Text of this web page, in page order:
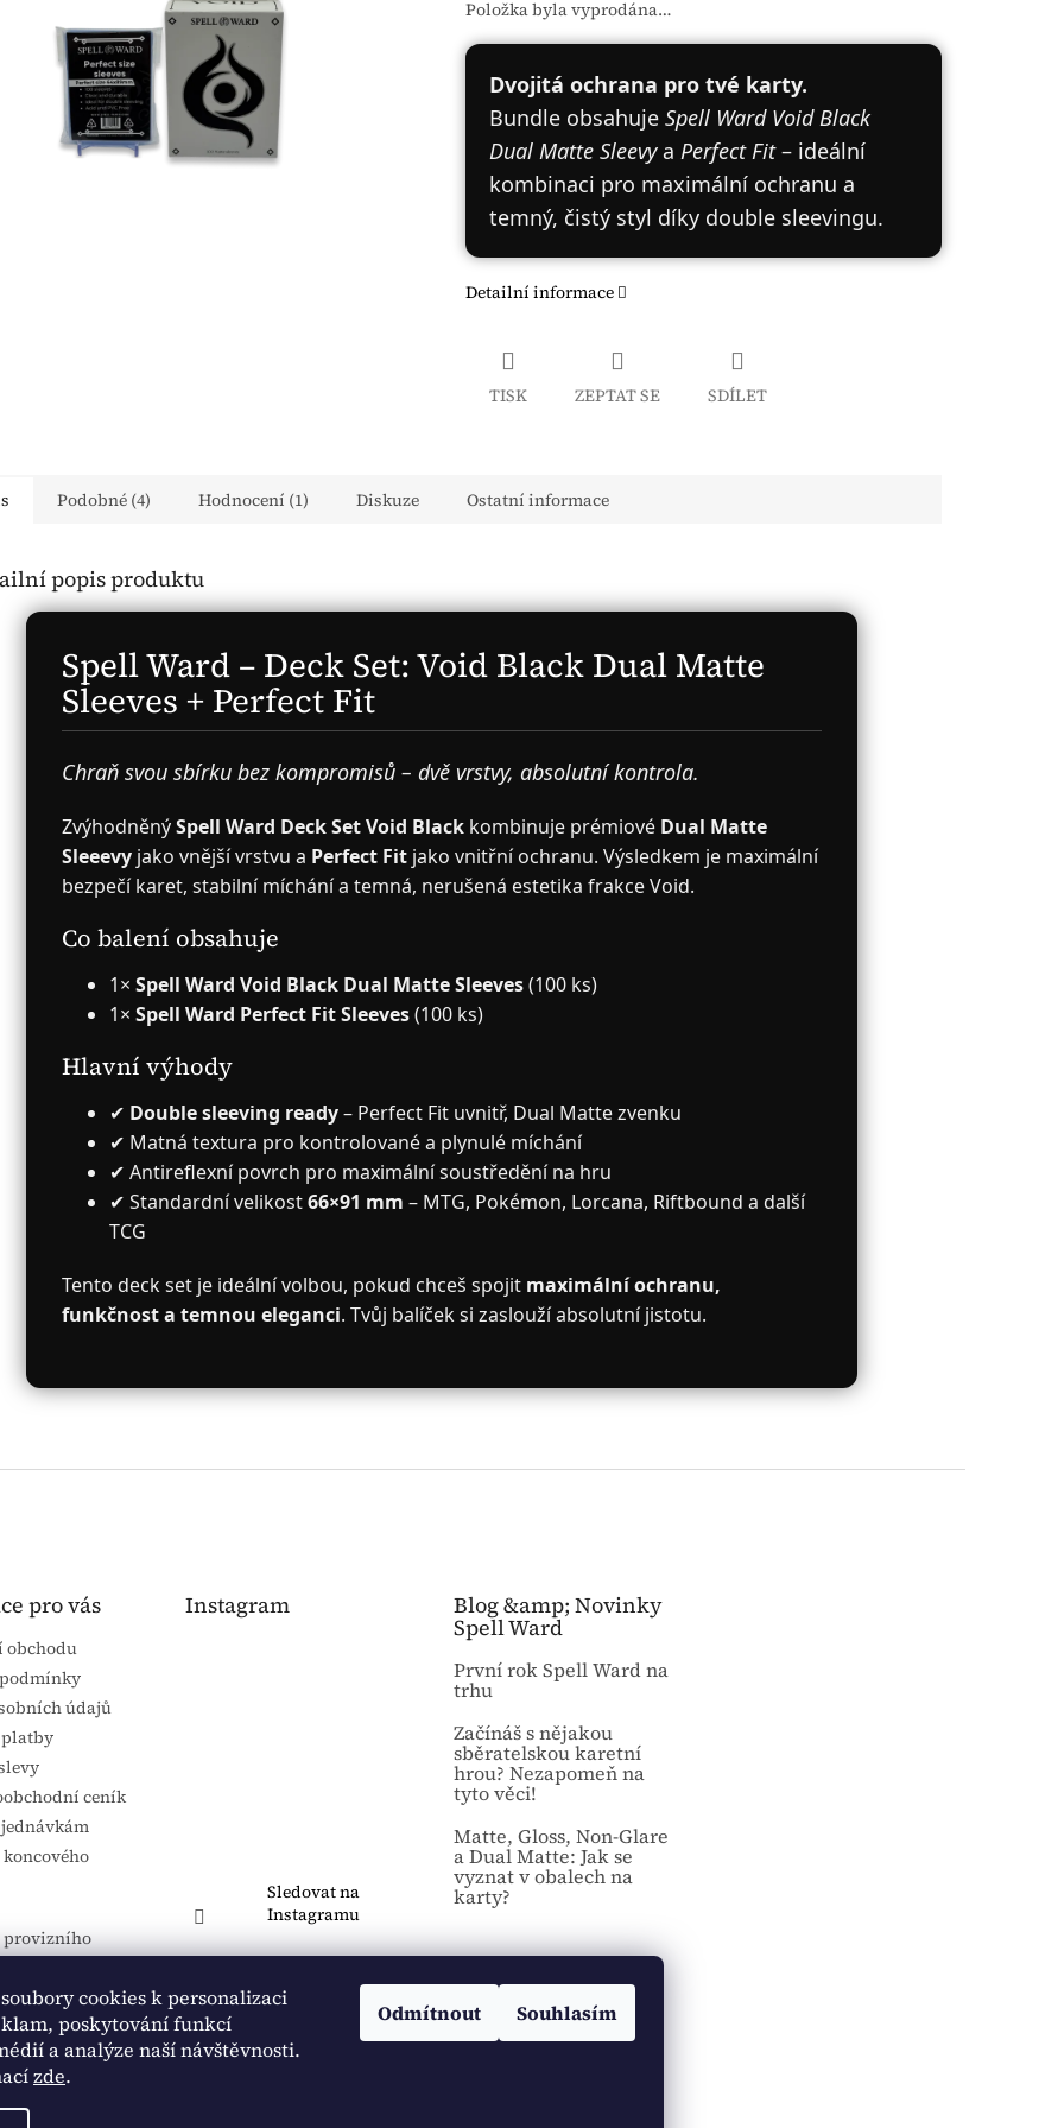
cookies k personalizaci
poskytování funkcí
a analýze naší návštěvnosti.
zde.
Odmítnout Souhlasím
Položka byla vyprodána…
Dvojitá ochrana pro tvé karty.
Bundle obsahuje Spell Ward Void Black
Dual Matte Sleevya Perfect Fit– ideální
kombinaci pro maximální ochranu a
temný, čistý styl díky double sleevingu.
Detailní informace
TISK ZEPTAT SE SDÍLET
Podobné (4) Hodnocení (1) Diskuze Ostatní informace
popis produktu
Spell Ward – Deck Set: Void Black Dual Matte
Sleeves + Perfect Fit
Chraň svou sbírku bez kompromisů – dvě vrstvy, absolutní kontrola.
ZvýhodněnýSpell Ward Deck Set Void Blackkombinuje prémiové Dual Matte
Sleeevyjako vnější vrstvu a Perfect Fitjako vnitřní ochranu. Výsledkem je maximální
bezpečí karet, stabilní míchání a temná, nerušená estetika frakce Void.
Co balení obsahuje
1× Spell Ward Void Black Dual Matte Sleeves(100 ks)
1× Spell Ward Perfect Fit Sleeves(100 ks)
Hlavní výhody
✔ Double sleeving ready– Perfect Fit uvnitř, Dual Matte zvenku
✔ Matná textura pro kontrolované a plynulé míchání
✔ Antireflexní povrch pro maximální soustředění na hru
✔ Standardní velikost66×91 mm – MTG, Pokémon, Lorcana, Riftbound a další
TCG
Tento deck set je ideální volbou, pokud chceš spojit maximální ochranu,
funkčnost a temnou eleganci. Tvůj balíček si zaslouží absolutní jistotu.
pro vás
obchodu
údajů
platby
ceník
provizního
na Google!
Instagram
Sledovat na
Instagramu
Blog &amp; Novinky
Spell Ward
První rok Spell Ward na
trhu
Začínáš s nějakou
sběratelskou karetní
hrou? Nezapomeň na
tyto věci!
Matte, Gloss, Non-Glare
a Dual Matte: Jak se
vyznat v obalech na
karty?